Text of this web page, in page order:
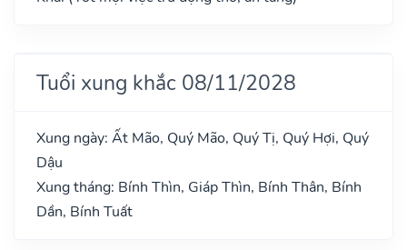
Tuổi xung khắc 08/11/2028
Xung ngày: Ất Mão, Quý Mão, Quý Tị, Quý Hợi, Quý
Dậu
Xung tháng: Bính Thìn, Giáp Thìn, Bính Thân, Bính
Dần, Bính Tuất